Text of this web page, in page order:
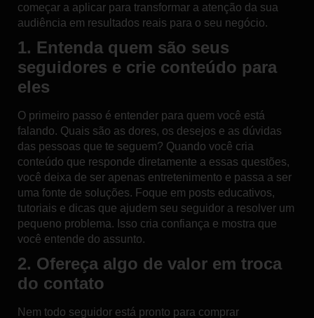
começar a aplicar para transformar a atenção da sua
audiência em resultados reais para o seu negócio.
1. Entenda quem são seus
seguidores e crie conteúdo para
eles
O primeiro passo é entender para quem você está
falando. Quais são as dores, os desejos e as dúvidas
das pessoas que te seguem? Quando você cria
conteúdo que responde diretamente a essas questões,
você deixa de ser apenas entretenimento e passa a ser
uma fonte de soluções. Foque em posts educativos,
tutoriais e dicas que ajudem seu seguidor a resolver um
pequeno problema. Isso cria confiança e mostra que
você entende do assunto.
2. Ofereça algo de valor em troca
do contato
Nem todo seguidor está pronto para comprar